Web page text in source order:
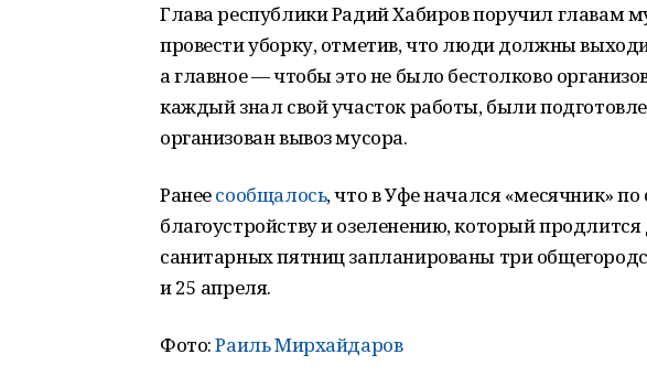
Глава республики Радий Хабиров поручил главам
провести уборку, отметив, что люди должны
а главное — чтобы это не было бестолково
каждый знал свой участок работы, были
организован вывоз мусора.
Ранеесообщалось, что в Уфе начался «месячник»
благоустройству и озеленению, который
санитарных пятниц запланированы три
и 25 апреля.
Фото:Раиль Мирхайдаров